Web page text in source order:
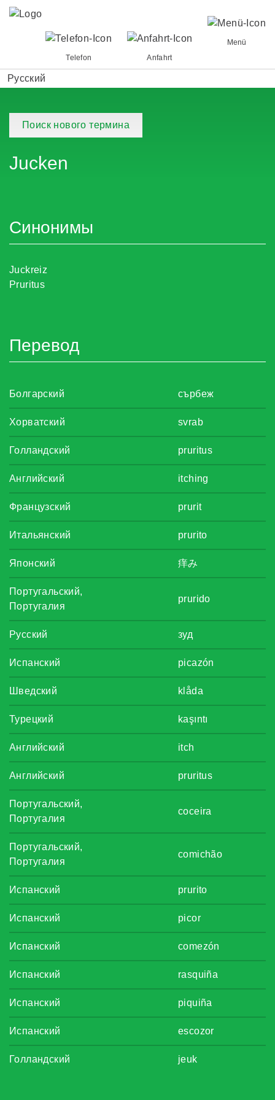
Menü
Telefon
Anfahrt
Русский
Поиск нового термина
Jucken
Синонимы
Juckreiz
Pruritus
Перевод
Болгарский сърбеж
Хорватский svrab
Голландский pruritus
Английский itching
Французский prurit
Итальянский prurito
Японский 痒み
Португальский,
Португалия
prurido
Русский зуд
Испанский picazón
Шведский klåda
Турецкий kaşıntı
Английский itch
Английский pruritus
Португальский,
Португалия
coceira
Португальский,
Португалия
comichão
Испанский prurito
Испанский picor
Испанский comezón
Испанский rasquiña
Испанский piquiña
Испанский escozor
Голландский jeuk